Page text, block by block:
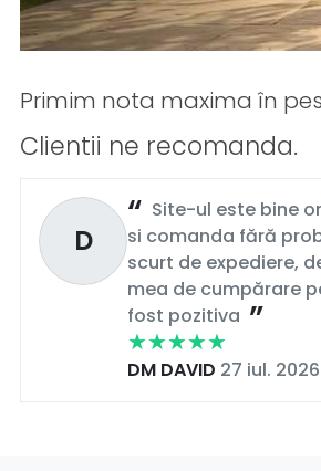
Primim nota maxima în
Clientii ne recomanda.
D
Site-ul este bine
si comanda fără
scurt de expediere,
mea de cumpărare
fost pozitiva
DM DAVID 27 iul. 2026